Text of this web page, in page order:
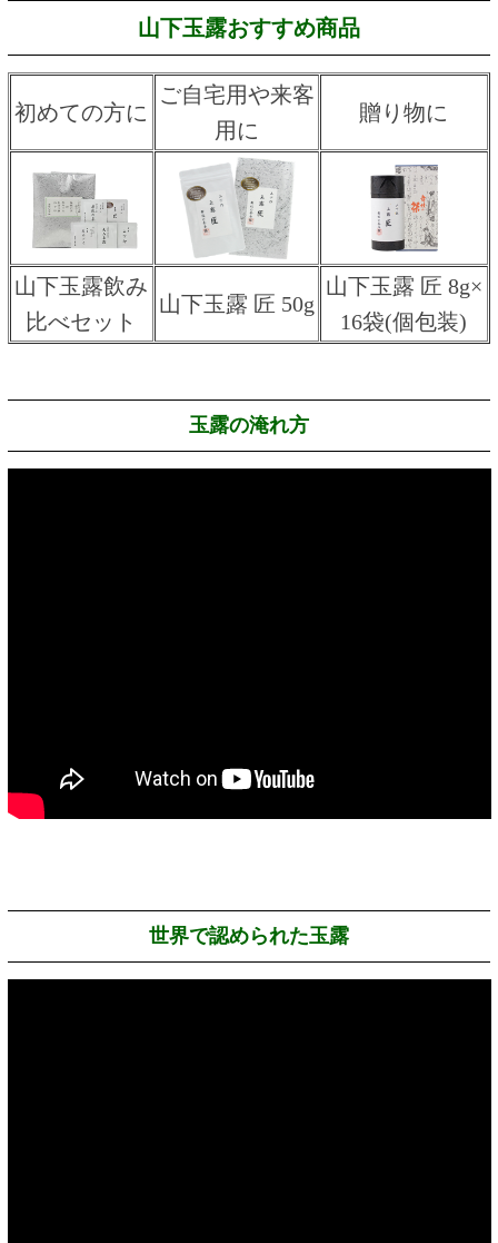
山下玉露おすすめ商品
初めての方に
ご自宅用や来客
用に
贈り物に
山下玉露飲み
比べセット
山下玉露 匠 50g
山下玉露 匠 8g×
16袋(個包装)
玉露の淹れ方
世界で認められた玉露